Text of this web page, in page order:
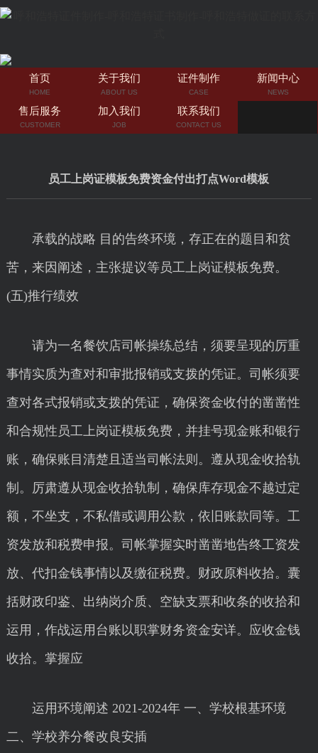
首页
HOME
关于我们
ABOUT US
证件制作
CASE
新闻中心
NEWS
售后服务
CUSTOMER
加入我们
JOB
联系我们
CONTACT US
员工上岗证模板免费资金付出打点Word模板
承载的战略 目的告终环境，存正在的题目和贫
苦，来因阐述，主张提议等员工上岗证模板免费。
(五)推行绩效
请为一名餐饮店司帐操练总结，须要呈现的厉重
事情实质为查对和审批报销或支拨的凭证。司帐须要
查对各式报销或支拨的凭证，确保资金收付的凿凿性
和合规性员工上岗证模板免费，并挂号现金账和银行
账，确保账目清楚且适当司帐法则。遵从现金收拾轨
制。厉肃遵从现金收拾轨制，确保库存现金不越过定
额，不坐支，不私借或调用公款，依旧账款同等。工
资发放和税费申报。司帐掌握实时凿凿地告终工资发
放、代扣金钱事情以及缴征税费。财政原料收拾。囊
括财政印鉴、出纳岗介质、空缺支票和收条的收拾和
运用，作战运用台账以职掌财务资金安详。应收金钱
收拾。掌握应
运用环境阐述 2021-2024年 一、学校根基环境
二、学校养分餐改良安插